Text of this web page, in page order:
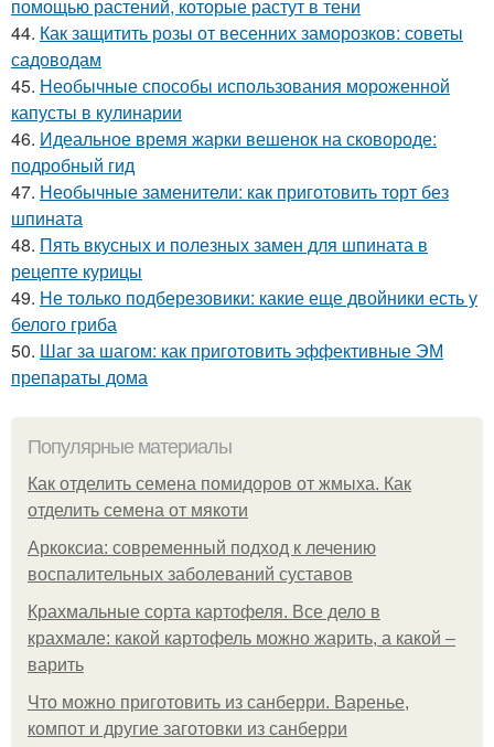
помощью растений, которые растут в тени
44. Как защитить розы от весенних заморозков: советы
садоводам
45. Необычные способы использования мороженной
капусты в кулинарии
46. Идеальное время жарки вешенок на сковороде:
подробный гид
47. Необычные заменители: как приготовить торт без
шпината
48. Пять вкусных и полезных замен для шпината в
рецепте курицы
49. Не только подберезовики: какие еще двойники есть у
белого гриба
50. Шаг за шагом: как приготовить эффективные ЭМ
препараты дома
Популярные материалы
Как отделить семена помидоров от жмыха. Как
отделить семена от мякоти
Аркоксиа: современный подход к лечению
воспалительных заболеваний суставов
Крахмальные сорта картофеля. Все дело в
крахмале: какой картофель можно жарить, а какой –
варить
Что можно приготовить из санберри. Варенье,
компот и другие заготовки из санберри